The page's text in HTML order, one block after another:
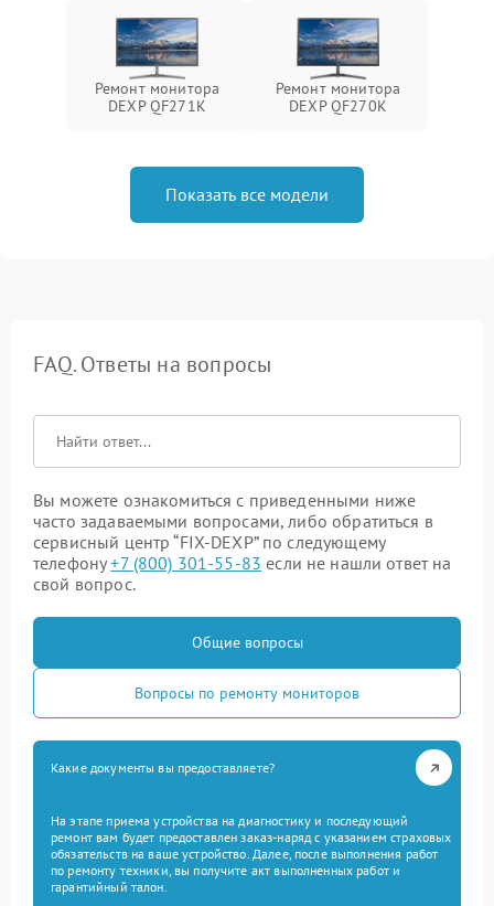
Ремонт монитора
DEXP QF271K
Ремонт монитора
DEXP QF270K
Показать все модели
FAQ. Ответы на вопросы
Вы можете ознакомиться с приведенными ниже
часто задаваемыми вопросами, либо обратиться в
сервисный центр “FIX-DEXP” по следующему
телефону+7 (800) 301-55-83 если не нашли ответ на
свой вопрос.
Общие вопросы
Вопросы по ремонту мониторов
Какие документы вы предоставляете?
На этапе приема устройства на диагностику и последующий
ремонт вам будет предоставлен заказ-наряд с указанием страховых
обязательств на ваше устройство. Далее, после выполнения работ
по ремонту техники, вы получите акт выполненных работ и
гарантийный талон.